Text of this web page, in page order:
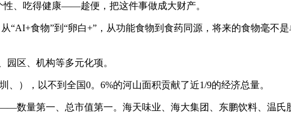
、吃得健康——趁便，把这件事做成大财产。
食物”到“卵白+”，从功能食物到食药同源，将来的食物毫不
区、机构等多元化项。
），以不到全国0。6%的河山面积贡献了近1/9的经济总量。
量第一、总市值第一。海天味业、海大集团、东鹏饮料、温氏